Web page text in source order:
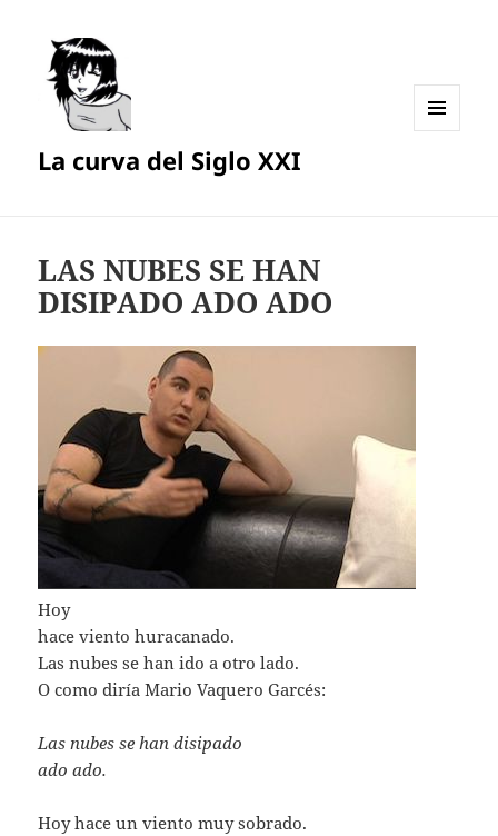
La curva del Siglo XXI
LAS NUBES SE HAN
DISIPADO ADO ADO
Hoy
hace viento huracanado.
Las nubes se han ido a otro lado.
O como diría Mario Vaquero Garcés:
Las nubes se han disipado
ado ado.
Hoy hace un viento muy sobrado.